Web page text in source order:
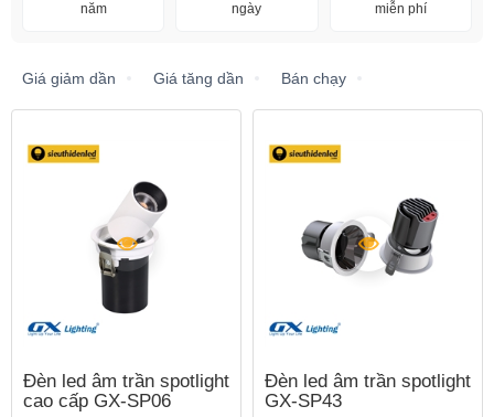
năm
ngày
miễn phí
Giá giảm dần Giá tăng dần Bán chạy
Đèn led âm trần spotlight
cao cấp GX-SP06
Đèn led âm trần spotlight
GX-SP43